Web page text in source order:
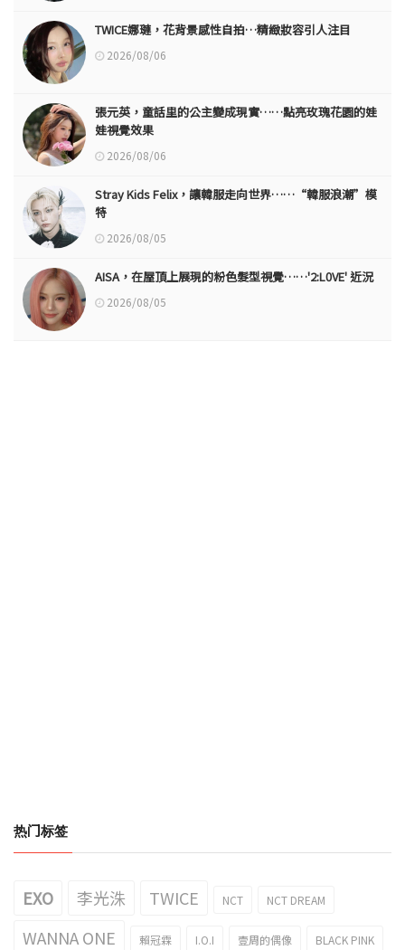
TWICE娜璉，花背景感性自拍…精緻妝容引人注目
2026/08/06
張元英，童話里的公主變成現實……點亮玫瑰花園的娃
娃視覺效果
2026/08/06
Stray Kids Felix，讓韓服走向世界……“韓服浪潮”模
特
2026/08/05
AISA，在屋頂上展現的粉色髮型視覺……'2:L0VE' 近況
2026/08/05
热门标签
EXO 李光洙 TWICE NCT NCT DREAM
WANNA ONE 賴冠霖 I.O.I 壹周的偶像 BLACK PINK